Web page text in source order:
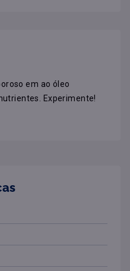
em ao óleo
Experimente!